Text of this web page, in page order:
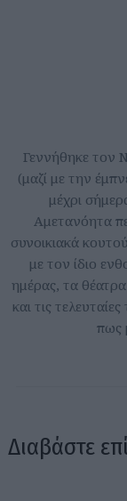
Γεννήθηκε τον
(μαζί με την
μέχρι
Αμετανόητα
συνοικιακά
με τον ίδιο
ημέρας, τα
και τις
πως
Διαβάστε